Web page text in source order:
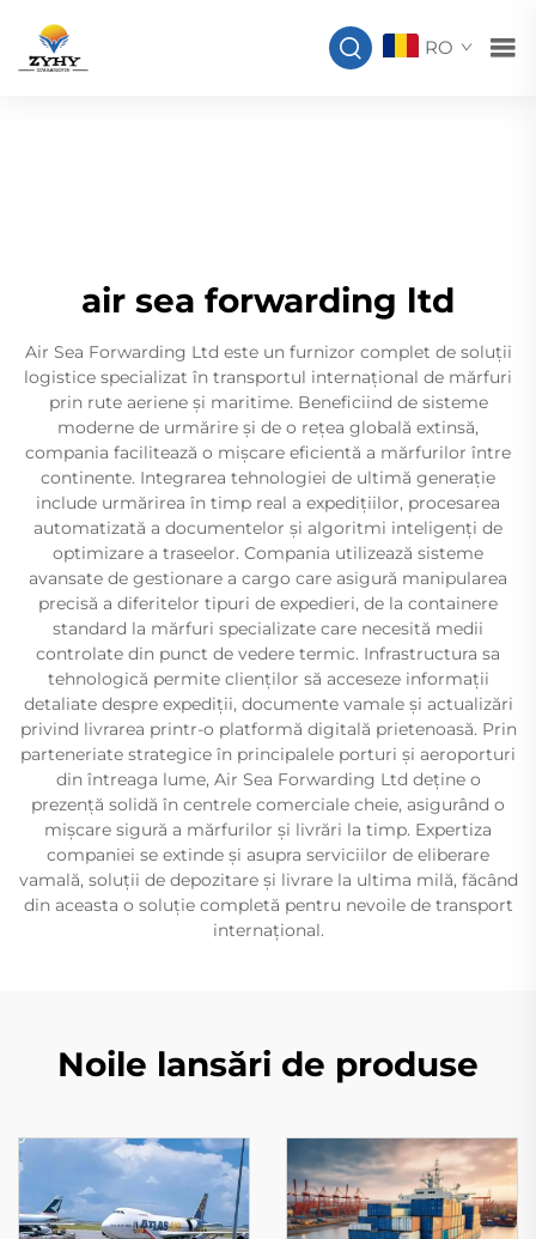
RO
air sea forwarding ltd
Air Sea Forwarding Ltd este un furnizor complet de soluții
logistice specializat în transportul internațional de mărfuri
prin rute aeriene și maritime. Beneficiind de sisteme
moderne de urmărire și de o rețea globală extinsă,
compania facilitează o mișcare eficientă a mărfurilor între
continente. Integrarea tehnologiei de ultimă generație
include urmărirea în timp real a expedițiilor, procesarea
automatizată a documentelor și algoritmi inteligenți de
optimizare a traseelor. Compania utilizează sisteme
avansate de gestionare a cargo care asigură manipularea
precisă a diferitelor tipuri de expedieri, de la containere
standard la mărfuri specializate care necesită medii
controlate din punct de vedere termic. Infrastructura sa
tehnologică permite clienților să acceseze informații
detaliate despre expediții, documente vamale și actualizări
privind livrarea printr-o platformă digitală prietenoasă. Prin
parteneriate strategice în principalele porturi și aeroporturi
din întreaga lume, Air Sea Forwarding Ltd deține o
prezență solidă în centrele comerciale cheie, asigurând o
mișcare sigură a mărfurilor și livrări la timp. Expertiza
companiei se extinde și asupra serviciilor de eliberare
vamală, soluții de depozitare și livrare la ultima milă, făcând
din aceasta o soluție completă pentru nevoile de transport
internațional.
Noile lansări de produse